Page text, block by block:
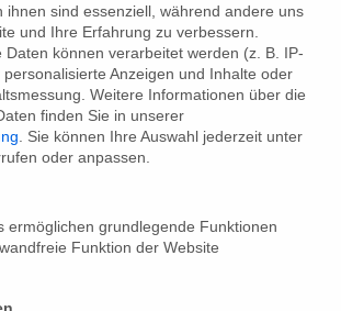
„Falcianis SwissLeaks“
für SmartFIPA
über den Whistleblower Hervé
Wettbewerb des französischen Festivals
ihnen sind essenziell, während andere uns
und Ihre Erfahrung zu verbessern.
Daten können verarbeitet werden (z. B. IP-
Anzeigen und Inhalte oder
Weitere Informationen über die
finden Sie in unserer
Sie können Ihre Auswahl jederzeit unter
oder anpassen.
ermöglichen grundlegende Funktionen
Funktion der Website